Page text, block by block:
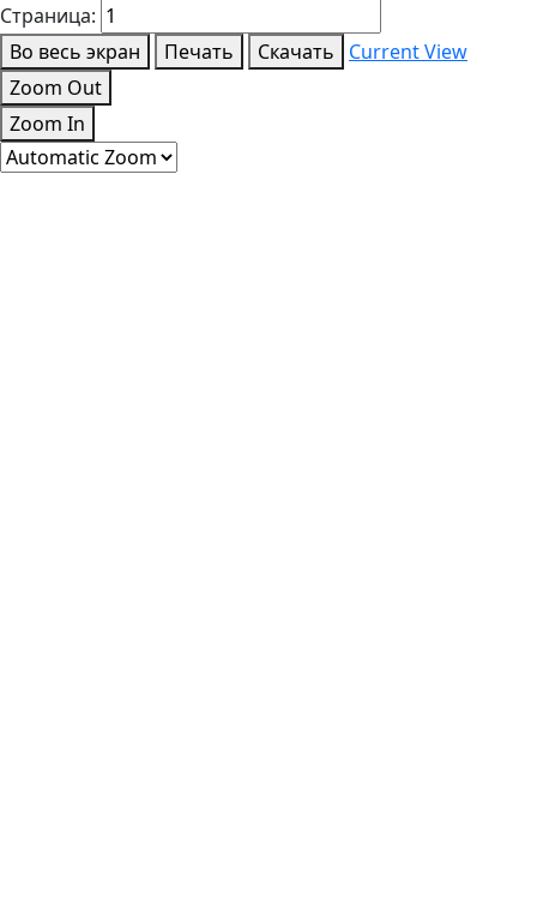
Страница:
Во весь экран
Печать Скачать
Current View
Zoom Out
Zoom In